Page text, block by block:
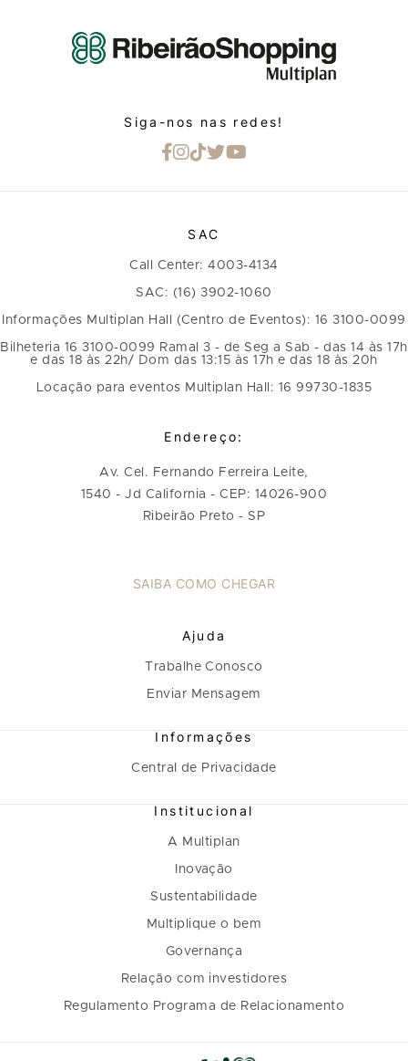
Siga-nos nas redes!
SAC
Call Center: 4003-4134
SAC: (16) 3902-1060
Informações Multiplan Hall (Centro de Eventos): 16 3100-0099
Bilheteria 16 3100-0099 Ramal 3 - de Seg a Sab - das 14 às 17h
e das 18 às 22h/ Dom das 13:15 às 17h e das 18 às 20h
Locação para eventos Multiplan Hall: 16 99730-1835
Endereço:
Av. Cel. Fernando Ferreira Leite,
1540 - Jd California - CEP: 14026-900
Ribeirão Preto - SP
SAIBA COMO CHEGAR
Ajuda
Trabalhe Conosco
Enviar Mensagem
Informações
Central de Privacidade
Institucional
A Multiplan
Inovação
Sustentabilidade
Multiplique o bem
Governança
Relação com investidores
Regulamento Programa de Relacionamento